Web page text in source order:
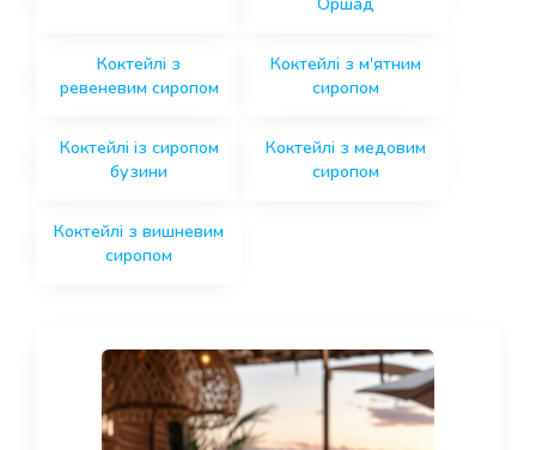
Коктейлі з
ревеневим сиропом
Коктейлі з м'ятним
сиропом
Коктейлі із сиропом
бузини
Коктейлі з медовим
сиропом
Коктейлі з вишневим
сиропом